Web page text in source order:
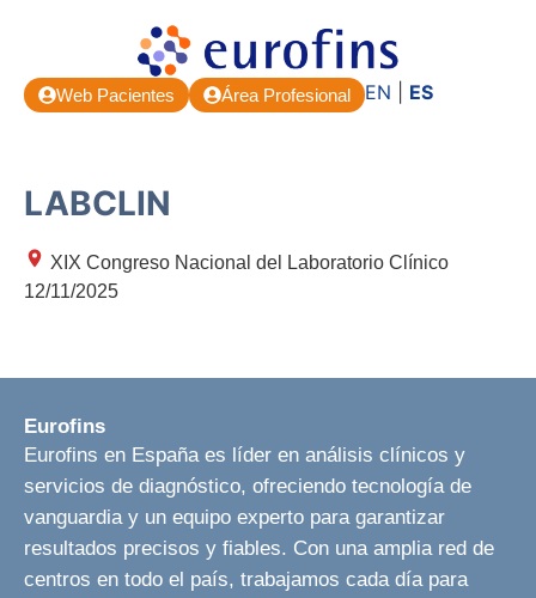
Web Pacientes Área Profesional EN ES
LABCLIN
XIX Congreso Nacional del Laboratorio Clínico
12/11/2025
Eurofins
Eurofins en España es líder en análisis clínicos y
servicios de diagnóstico, ofreciendo tecnología de
vanguardia y un equipo experto para garantizar
resultados precisos y fiables. Con una amplia red de
centros en todo el país, trabajamos cada día para